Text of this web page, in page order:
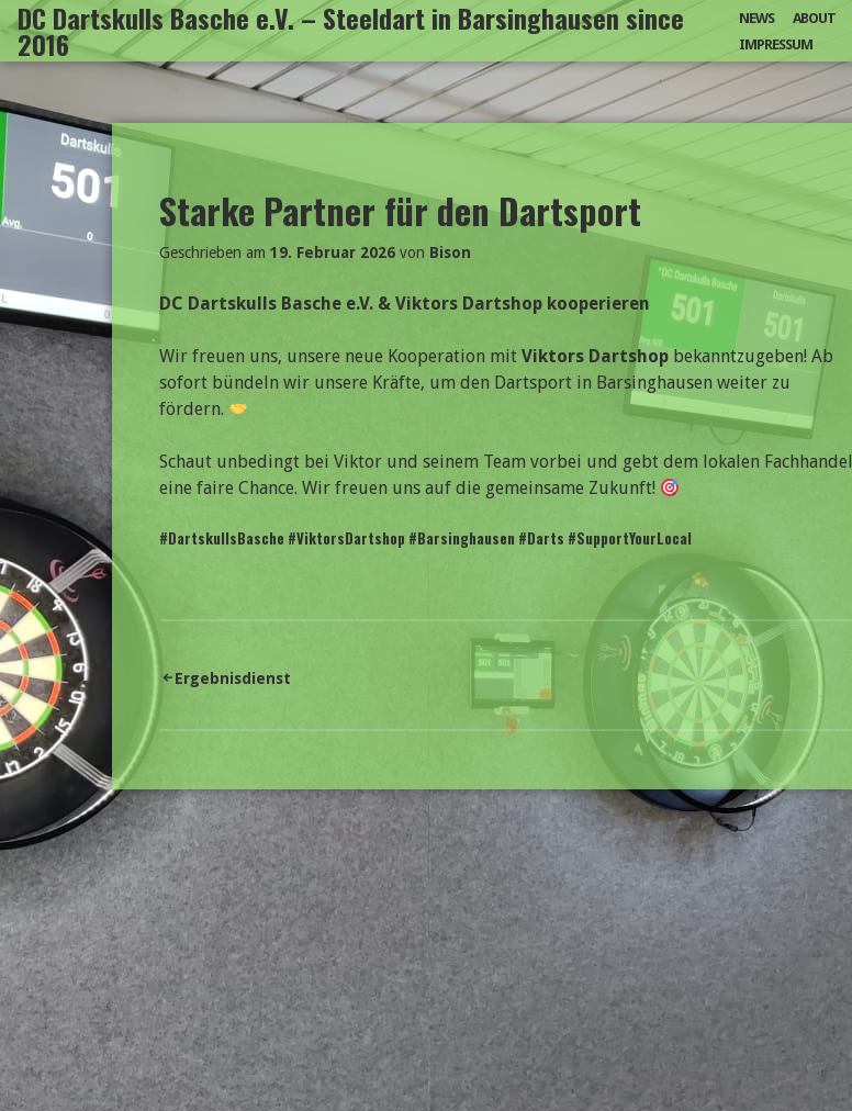
Zum
Inhalt
springen
DC Dartskulls Basche e.V. – Steeldart in Barsinghausen since
2016
NEWS ABOUT
IMPRESSUM
Starke Partner für den Dartsport
Geschrieben am19. Februar 2026 von Bison
DC Dartskulls Basche e.V. & Viktors Dartshop kooperieren
Wir freuen uns, unsere neue Kooperation mitViktors Dartshop bekanntzugeben! Ab
sofort bündeln wir unsere Kräfte, um den Dartsport in Barsinghausen weiter zu
fördern.
Schaut unbedingt bei Viktor und seinem Team vorbei und gebt dem lokalen Fachhandel
eine faire Chance. Wir freuen uns auf die gemeinsame Zukunft!
#DartskullsBasche #ViktorsDartshop #Barsinghausen #Darts #SupportYourLocal
Beitragsnavigation
Ergebnisdienst